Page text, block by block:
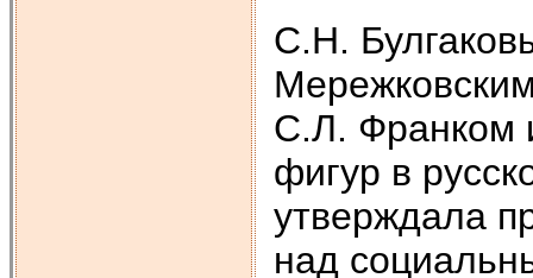
С.Н.
С.Л. Франком
фигур в
утверждала
над